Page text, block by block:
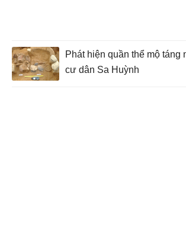
Phát hiện quần thể mộ táng
cư dân Sa Huỳnh